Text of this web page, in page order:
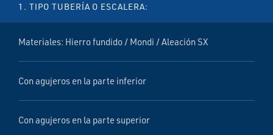
1. TIPO TUBERÍA O ESCALERA:
Materiales: Hierro fundido / Mondi / Aleación SX
Con agujeros en la parte inferior
Con agujeros en la parte superior